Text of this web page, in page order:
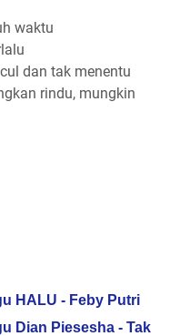
waktu
dan tak menentu
rindu, mungkin
HALU - Feby Putri
Dian Piesesha - Tak